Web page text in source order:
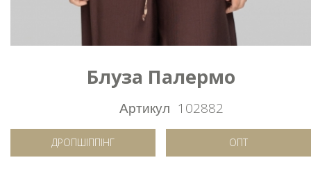
Блуза Палермо
Артикул 102882
ДРОПШІППІНГ ОПТ